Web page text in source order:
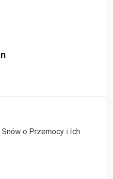
Snów o Przemocy i Ich